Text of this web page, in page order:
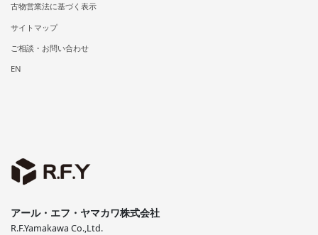
古物営業法に基づく表示
サイトマップ
ご相談・お問い合わせ
EN
アール・エフ・ヤマカワ株式会社
R.F.Yamakawa Co.,Ltd.